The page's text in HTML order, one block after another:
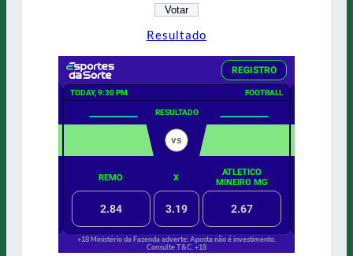
Resultado